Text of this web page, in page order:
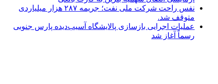
نفس راحت شرکت ملی نفت؛ جریمه ۲۸۷ هزار میلیاردی
متوقف شد.
عملیات اجرایی بازسازی پالایشگاه آسیب‌دیده پارس جنوبی
رسماً آغاز شد